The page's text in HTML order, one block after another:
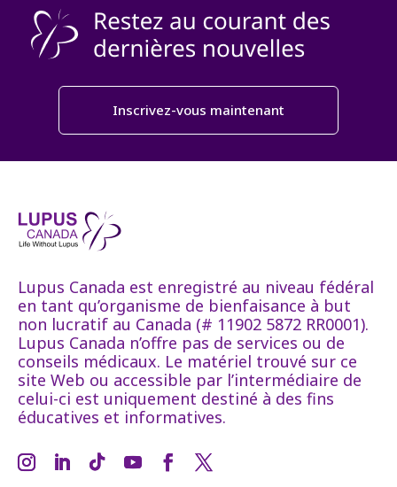
Inscrivez-vous maintenant
Lupus Canada est enregistré au niveau fédéral
en tant qu’organisme de bienfaisance à but
non lucratif au Canada (# 11902 5872 RR0001).
Lupus Canada n’offre pas de services ou de
conseils médicaux. Le matériel trouvé sur ce
site Web ou accessible par l’intermédiaire de
celui-ci est uniquement destiné à des fins
éducatives et informatives.